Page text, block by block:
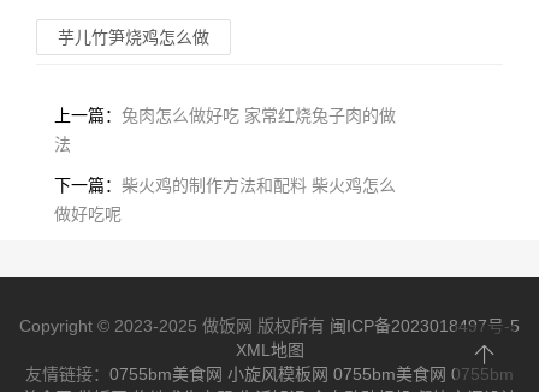
芋儿竹笋烧鸡怎么做
上一篇： 兔肉怎么做好吃 家常红烧兔子肉的做
法
下一篇： 柴火鸡的制作方法和配料 柴火鸡怎么
做好吃呢
Copyright © 2023-2025 做饭网 版权所有 闽ICP备2023018497号-5
XML地图
友情链接： 0755bm美食网 小旋风模板网 0755bm美食网 0755bm